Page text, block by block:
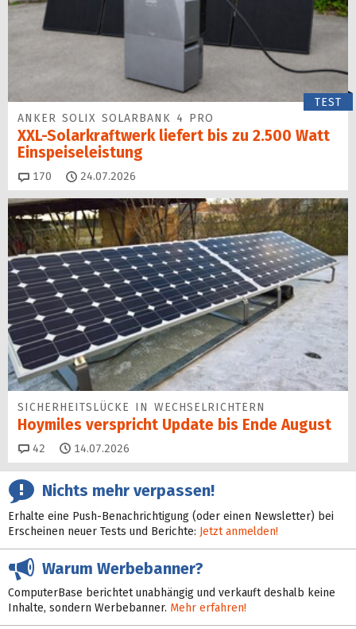
TEST
ANKER SOLIX SOLARBANK 4 PRO
XXL-Solarkraftwerk liefert bis zu 2.500 Watt
Einspeise­leistung
170 Kommentare
24.07.2026
SICHERHEITS­LÜCKE IN WECHSEL­RICHTERN
Hoymiles verspricht Update bis Ende August
42 Kommentare
14.07.2026
Nichts mehr verpassen!
Erhalte eine Push-Benachrichtigung (oder einen Newsletter) bei
Erscheinen neuer Tests und Berichte: Jetzt anmelden!
Warum Werbebanner?
ComputerBase berichtet unabhängig und verkauft deshalb keine
Inhalte, sondern Werbebanner. Mehr erfahren!